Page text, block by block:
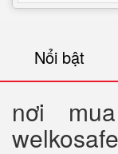
Nổi bật
nơi